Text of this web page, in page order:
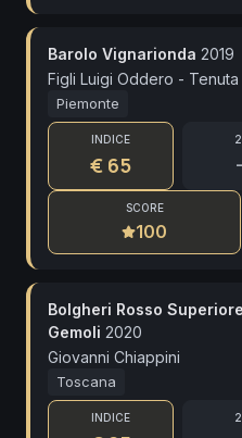
Barolo Vignarionda 2019
Figli Luigi Oddero - Tenuta
Piemonte
INDICE
€ 65
SCORE
100
Bolgheri Rosso
Gemoli 2020
Giovanni Chiappini
Toscana
INDICE